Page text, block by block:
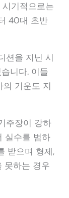
시기적으로는
40대 초반
션을 지닌 시
니다. 이들
의 기운도 지
주장이 강하
실수를 범하
받으며 형제,
못하는 경우